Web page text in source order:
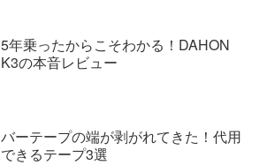
5年乗ったからこそわかる！DAHON
K3の本音レビュー
バーテープの端が剥がれてきた！代用
できるテープ3選